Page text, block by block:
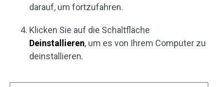
darauf, um fortzufahren.
Klicken Sie auf die Schaltfläche
Deinstallieren, um es von Ihrem Computer zu
deinstallieren.